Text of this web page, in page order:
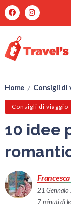
Home / Consigli di
Consigli di viaggio
10 idee
21
7 minuti di